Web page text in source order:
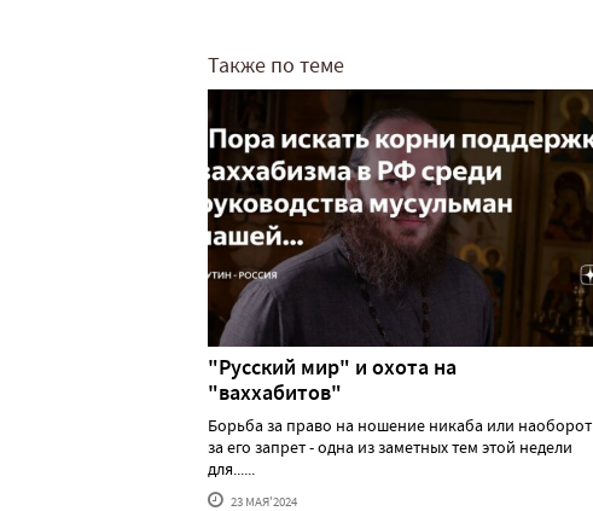
Также по теме
"Русский мир" и охота на
"ваххабитов"
Борьба за право на ношение никаба или наоборот
за его запрет - одна из заметных тем этой недели
для......
23 МАЯ'2024